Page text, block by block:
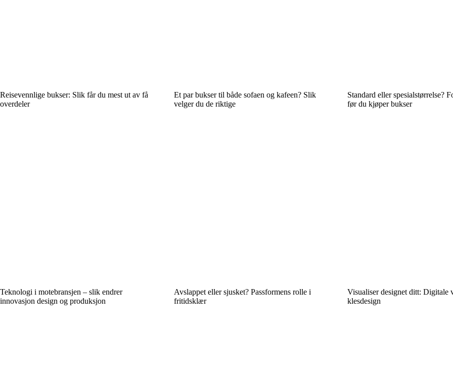
Reisevennlige bukser: Slik får du mest ut av få
overdeler
Et par bukser til både sofaen og kafeen? Slik
velger du de riktige
Standard eller spesialstørrelse?
før du kjøper bukser
Teknologi i motebransjen – slik endrer
innovasjon design og produksjon
Avslappet eller sjusket? Passformens rolle i
fritidsklær
Visualiser designet ditt: Digitale
klesdesign